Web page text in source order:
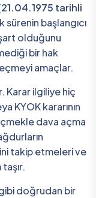
tarihli
sürenin başlangıcı
olduğunu
bir hak
amaçlar.
Karar ilgiliye hiç
KYOK kararının
dava açma
takip etmeleri ve
doğrudan bir